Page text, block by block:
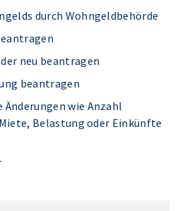
durch Wohngeldbehörde
neu beantragen
beantragen
wie Anzahl
Belastung oder Einkünfte